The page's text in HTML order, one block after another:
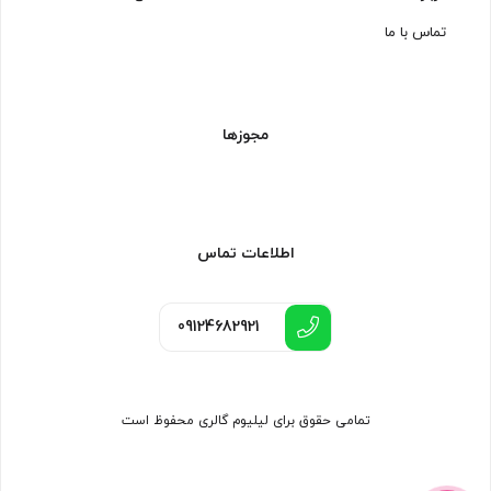
تماس با ما
مجوزها
اطلاعات تماس
09124682921
تمامی حقوق برای لیلیوم گالری محفوظ است